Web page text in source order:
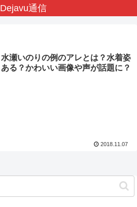
Dejavu通信
水瀬いのりの例のアレとは？水着姿
ある？かわいい画像や声が話題に？
2018.11.07